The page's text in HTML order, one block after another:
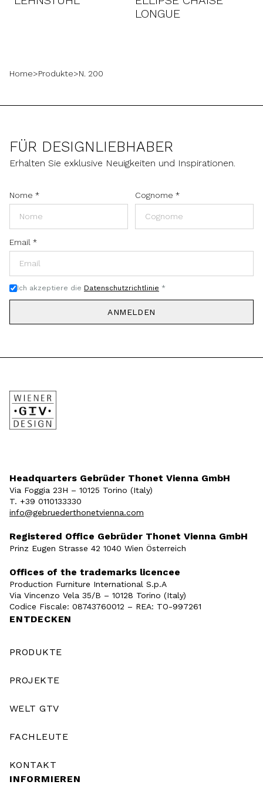
LONGUE
Home>Produkte>N. 200
FÜR DESIGNLIEBHABER
Erhalten Sie exklusive Neuigkeiten und Inspirationen.
Nome * Cognome *
Email *
Ich akzeptiere die Datenschutzrichtlinie *
ANMELDEN
Headquarters Gebrüder Thonet Vienna GmbH
Via Foggia 23H – 10125 Torino (Italy)
T. +39 0110133330
info@gebruederthonetvienna.com
Registered Office Gebrüder Thonet Vienna GmbH
Prinz Eugen Strasse 42 1040 Wien Österreich
Offices of the trademarks licencee
Production Furniture International S.p.A
Via Vincenzo Vela 35/B – 10128 Torino (Italy)
Codice Fiscale: 08743760012 – REA: TO-997261
ENTDECKEN
PRODUKTE
PROJEKTE
WELT GTV
FACHLEUTE
KONTAKT
INFORMIEREN